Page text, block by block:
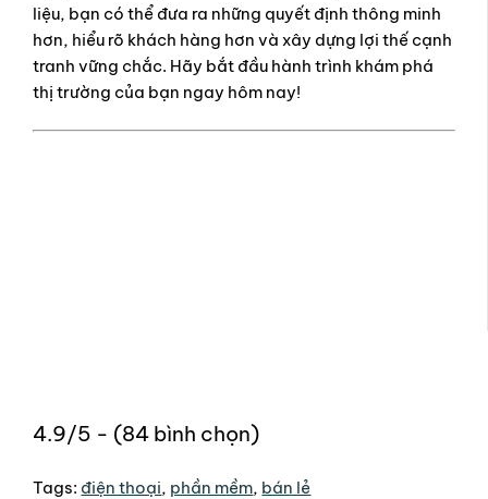
liệu, bạn có thể đưa ra những quyết định thông minh
hơn, hiểu rõ khách hàng hơn và xây dựng lợi thế cạnh
tranh vững chắc. Hãy bắt đầu hành trình khám phá
thị trường của bạn ngay hôm nay!
4.9/5 - (84 bình chọn)
Tags: điện thoại, phần mềm, bán lẻ